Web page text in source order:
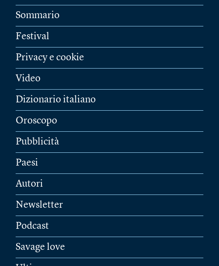
Sommario
Festival
Privacy e cookie
Video
Dizionario italiano
Oroscopo
Pubblicità
Paesi
Autori
Newsletter
Podcast
Savage love